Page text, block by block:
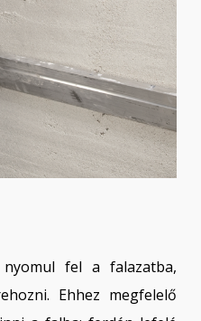
fel a falazatba,
Ehhez megfelelő